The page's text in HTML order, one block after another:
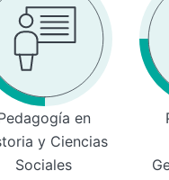
en
y Ciencias
Sociales